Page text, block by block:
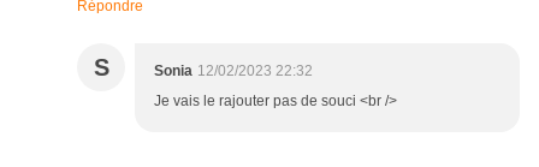
Répondre
S Sonia 12/02/2023 22:32
Je vais le rajouter pas de souci <br />